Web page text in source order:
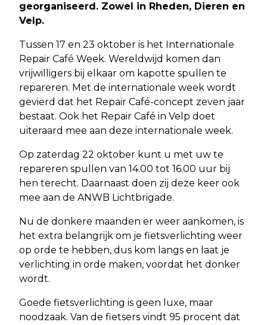
georganiseerd. Zowel in Rheden, Dieren en
Velp.
Tussen 17 en 23 oktober is het Internationale
Repair Café Week. Wereldwijd komen dan
vrijwilligers bij elkaar om kapotte spullen te
repareren. Met de internationale week wordt
gevierd dat het Repair Café-concept zeven jaar
bestaat. Ook het Repair Café in Velp doet
uiteraard mee aan deze internationale week.
Op zaterdag 22 oktober kunt u met uw te
repareren spullen van 14.00 tot 16.00 uur bij
hen terecht. Daarnaast doen zij deze keer ook
mee aan de ANWB Lichtbrigade.
Nu de donkere maanden er weer aankomen, is
het extra belangrijk om je fietsverlichting weer
op orde te hebben, dus kom langs en laat je
verlichting in orde maken, voordat het donker
wordt.
Goede fietsverlichting is geen luxe, maar
noodzaak. Van de fietsers vindt 95 procent dat